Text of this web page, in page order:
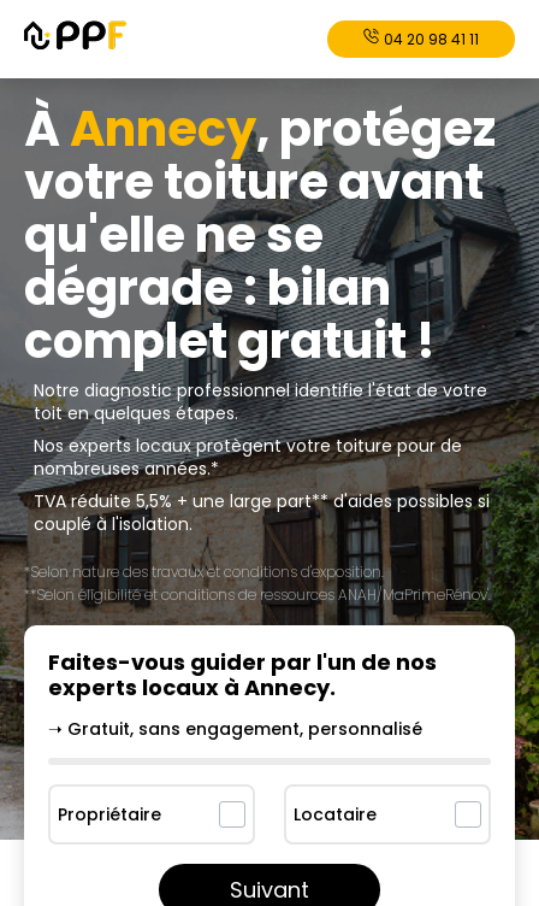
04 20 98 41 11
ÀAnnecy, protégez
votre toiture avant
qu'elle ne se
dégrade : bilan
complet gratuit !
Notre diagnostic professionnel identifie l'état de votre
toit en quelques étapes.
Nos experts locaux protègent votre toiture pour de
nombreuses années.*
TVA réduite 5,5% + une large part** d'aides possibles si
couplé à l'isolation.
*Selon nature des travaux et conditions d'exposition.
**Selon éligibilité et conditions de ressources ANAH/MaPrimeRénov'.
Faites-vous guider par l'un de nos
experts locaux à Annecy.
➝ Gratuit, sans engagement, personnalisé
Propriétaire Locataire
Suivant